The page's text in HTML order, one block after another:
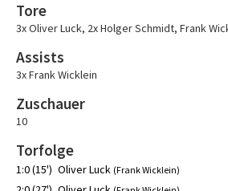
Tore
3x Oliver Luck, 2x Holger Schmidt, Frank
Assists
3x Frank Wicklein
Zuschauer
10
Torfolge
1:0 (15') Oliver Luck (Frank Wicklein)